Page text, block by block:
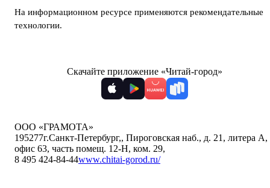
На информационном ресурсе применяются рекомендательные
технологии.
Скачайте приложение «Читай-город»
ООО «ГРАМОТА»
195277г.Санкт-Петербург,, Пироговская наб., д. 21, литера А,
офис 63, часть помещ. 12-Н, ком. 29,
8 495 424-84-44www.chitai-gorod.ru/